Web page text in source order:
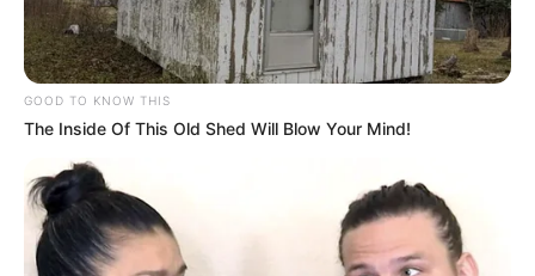
TULIS KOMENTAR
GOOD TO KNOW THIS
The Inside Of This Old Shed Will Blow Your Mind!